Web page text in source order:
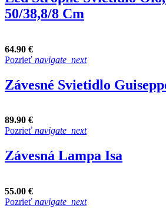
50/38,8/8 Cm
64.90 €
Pozrieť navigate_next
Závesné Svietidlo
89.90 €
Pozrieť navigate_next
Závesná Lampa Isa
55.00 €
Pozrieť navigate_next